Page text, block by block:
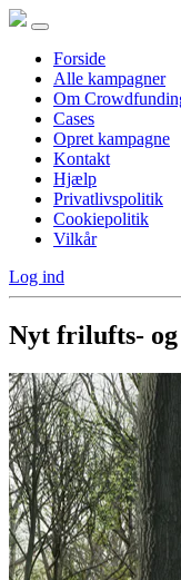
Forside
Alle kampagner
Om
Cases
Opret kampagne
Kontakt
Hjælp
Privatlivspolitik
Cookiepolitik
Vilkår
Log ind
Nyt frilufts-